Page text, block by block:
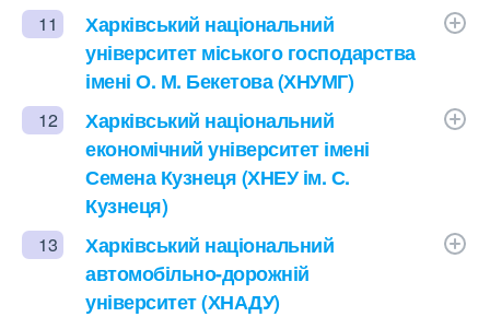
11
Харківський національний
університет міського господарства
імені О. М. Бекетова (ХНУМГ)
12
Харківський національний
економічний університет імені
Семена Кузнеця (ХНЕУ ім. С.
Кузнеця)
13
Харківський національний
автомобільно-дорожній
університет (ХНАДУ)